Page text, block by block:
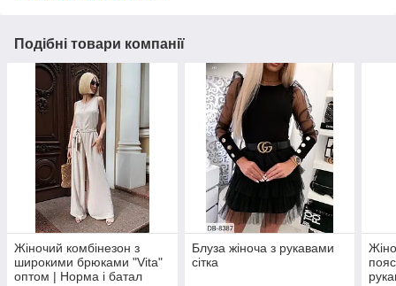
Подібні товари компанії
Жіночий комбінезон з
широкими брюками "Vita"
оптом | Норма і батал
Блуза жіноча з рукавами
сітка